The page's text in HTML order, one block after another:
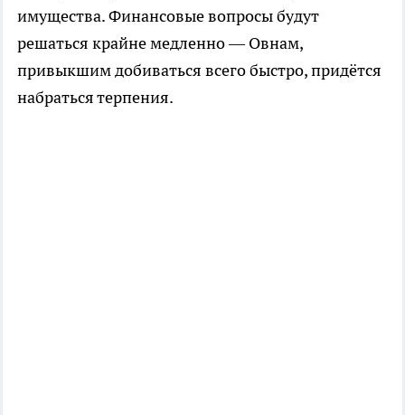
имущества. Финансовые вопросы будут
решаться крайне медленно — Овнам,
привыкшим добиваться всего быстро, придётся
набраться терпения.